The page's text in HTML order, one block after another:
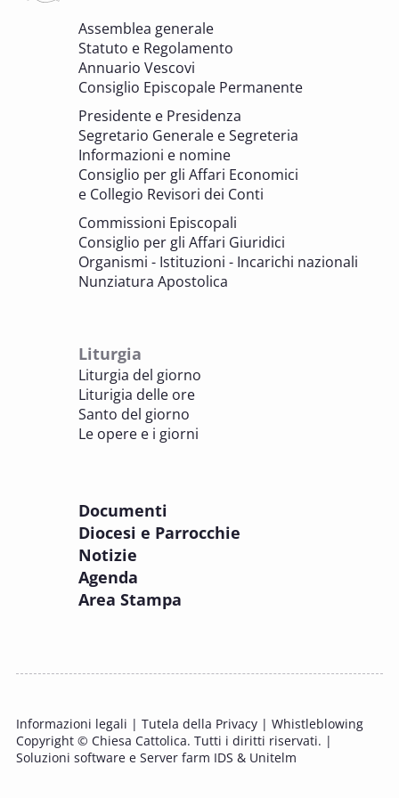
Giornate di studio Associazione
Archivistica Ecclesiastica - Luoghi di
memoria. Artefici di cultura. Archivi
valorizzazione del patrimonio
BENI CULTURALI E EDILIZIA DI CULTO
7 OTTOBRE 2025
di culto
BENI CULTURALI E EDILIZIA DI CULTO
BENI CULTURALI E EDILIZIA DI CULTO
8 OTTOBRE 2025
Incontro online dei Direttori diocesani,
8 OTTOBRE 2025
Corso FC32.5 - Introduzione alla teologia
pastorale della salute
PASTORALE DELLA SALUTE
11 OTTOBRE 2025 - 12 OTTOBRE 2025
Tavolo di studio Custodia del Creato
Assemblea generale
Statuto e Regolamento
Annuario Vescovi
Consiglio Episcopale Permanente
Presidente e Presidenza
Segretario Generale e Segreteria
Informazioni e nomine
Consiglio per gli Affari Economici
e Collegio Revisori dei Conti
Commissioni Episcopali
Consiglio per gli Affari Giuridici
Organismi - Istituzioni - Incarichi nazionali
Nunziatura Apostolica
Liturgia
Liturgia del giorno
Liturigia delle ore
Santo del giorno
Le opere e i giorni
Documenti
Diocesi e Parrocchie
Notizie
Agenda
Area Stampa
Informazioni legali | Tutela della Privacy | Whistleblowing
Copyright © Chiesa Cattolica. Tutti i diritti riservati. |
Soluzioni software e Server farm IDS & Unitelm